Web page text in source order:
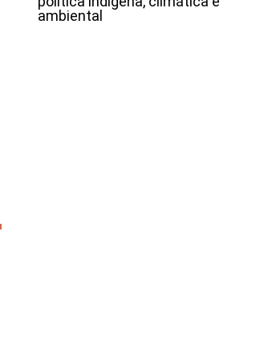
ambiental